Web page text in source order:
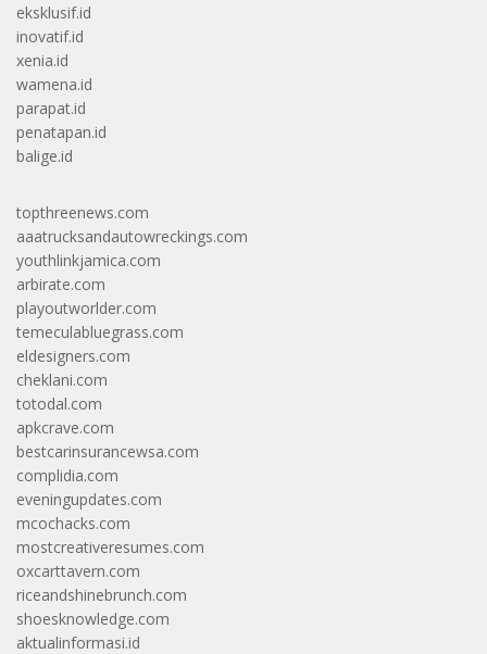
eksklusif.id
inovatif.id
xenia.id
wamena.id
parapat.id
penatapan.id
balige.id
topthreenews.com
aaatrucksandautowreckings.com
youthlinkjamica.com
arbirate.com
playoutworlder.com
temeculabluegrass.com
eldesigners.com
cheklani.com
totodal.com
apkcrave.com
bestcarinsurancewsa.com
complidia.com
eveningupdates.com
mcochacks.com
mostcreativeresumes.com
oxcarttavern.com
riceandshinebrunch.com
shoesknowledge.com
aktualinformasi.id